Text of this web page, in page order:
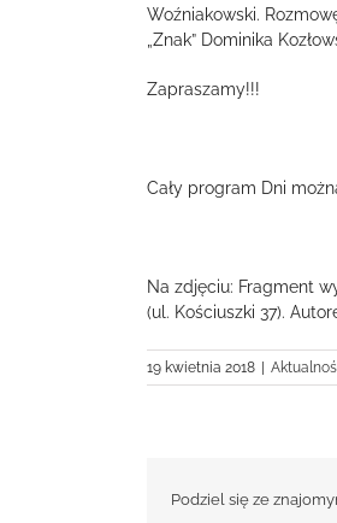
Woźniakowski.
„Znak” Dominika
Zapraszamy!!!
Cały program Dni
Na zdjęciu: Fragment
(ul. Kościuszki 37).
19 kwietnia 2018
Podziel się ze